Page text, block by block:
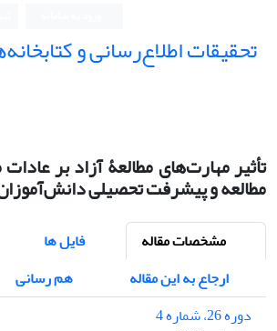
تحقیقات اطلاع‌رسانی و
تأثیر مهارت‌های مطالعۀ آزاد بر
مطالعه و پیشرفت تحصیلی
مشخصات مقاله
فایل ها
ارجاع به این مقاله
هم رسانی
دوره 26، شماره 4